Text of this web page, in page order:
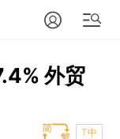
外贸
T中